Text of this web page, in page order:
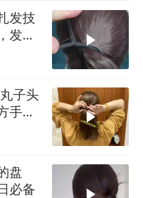
发技
发型
子头
手残
盘
必备